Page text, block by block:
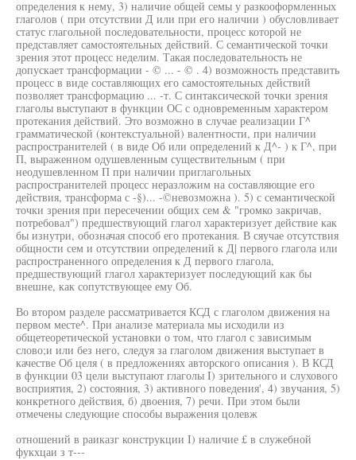
определения к нему, 3) наличие общей семы у разкооформленных
глаголов ( при отсутствии Д или при его наличии ) обусловливает
статус глагольной последовательности, процесс которой не
представляет самостоятельных действий. С семантической точки
зрения этот процесс неделим. Такая последовательность не
допускает трансформации - © ... - © . 4) возможность представить
процесс в виде составляющих его самостоятельных действий
позволяет трансформацию ... -т. С синтаксической точки зрения
глаголы выступают в функции ОС с одновременным характером
протекания действий. Это возможно в случае реализации Г^
грамматической (контекстуальной) валентности, при наличии
распространителей ( в виде Об или определений к Д^- ) к Г^, при
П, выраженном одушевленным существительным ( при
неодушевленном П при наличии приглагольных
распространителей процесс неразложим на составляющие его
действия, трансформа с -§)... -©невозможна ). 5) с семантической
точки зрения при пересечении общих сем & "громко закричав,
потребовал") предшествующий глагол характеризует действие как
бы изнутри, обозначая способ его протекания. В сяучае отсутствия
общности сем и отсутствии определений к Д| первого глагола или
распространенного определения к Д первого глагола,
предшествующий глагол характеризует последующий как бы
внешне, как сопутствующее ему Об.
Во втором разделе рассматривается КСД с глаголом движения на
первом месте^. При анализе материала мы исходили из
общетеоретической установки о том, что глагол с зависимым
слово;и или без него, следуя за глаголом движения выступает в
качестве Об целя ( в предложениях авторского описания ). В КСД
в функции 03 цели выступают глаголы I) зрительного и слухового
восприятия, 2) состояния, 3) активного поведения', 4) звучания, 5)
конкретного действия, б) двоения, 7) речи. При этом были
отмечены следующие способы выражения цолевж
отношений в раиказг конструкции I) наличие £ в служебной
фукхцаи з т---